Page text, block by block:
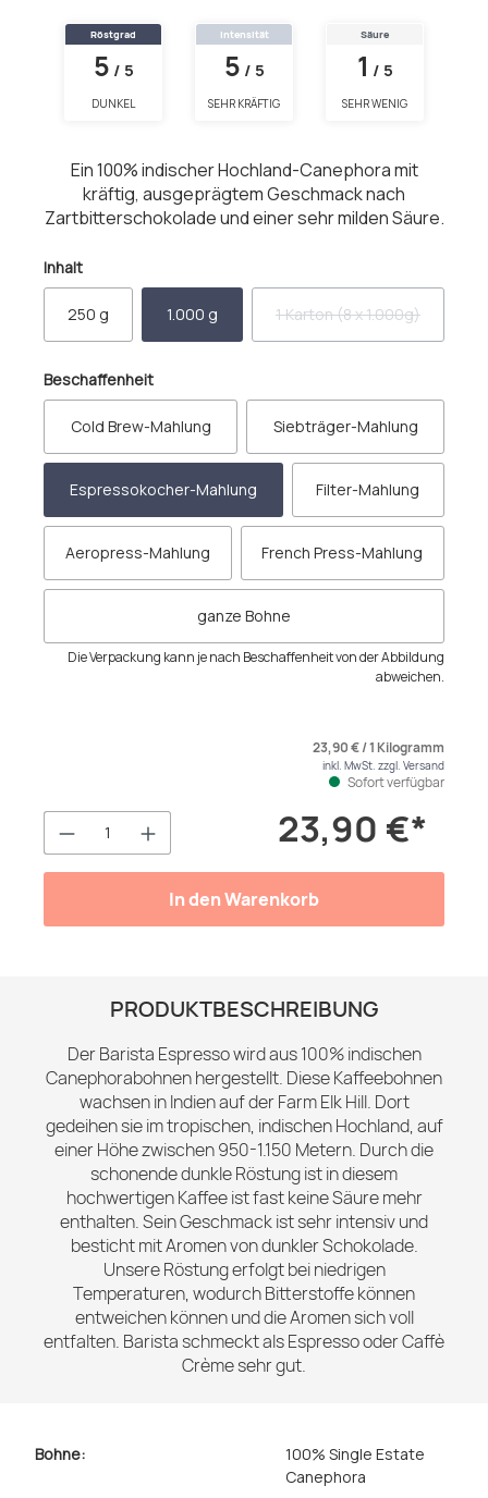
Röstgrad
5 / 5
DUNKEL
Intensität
5 / 5
SEHR KRÄFTIG
Säure
1 / 5
SEHR WENIG
Ein 100% indischer Hochland-Canephora mit
kräftig, ausgeprägtem Geschmack nach
Zartbitterschokolade und einer sehr milden Säure.
Inhaltauswählen
250 g 1.000 g 1 Karton (8 x 1.000g)
(Diese Option ist
Beschaffenheitauswählen
Cold Brew-Mahlung Siebträger-Mahlung
Espressokocher-Mahlung Filter-Mahlung
Aeropress-Mahlung French Press-Mahlung
ganze Bohne
Die Verpackung kann je nach Beschaffenheit von der Abbildung
abweichen.
Produkt Anzahl: Gib den23,90 €*
23,90 € / 1 Kilogramm
inkl. MwSt. zzgl. Versand
Sofort verfügbar
In den Warenkorb
PRODUKTBESCHREIBUNG
Der Barista Espresso wird aus 100% indischen
Canephorabohnen hergestellt. Diese Kaffeebohnen
wachsen in Indien auf der Farm Elk Hill. Dort
gedeihen sie im tropischen, indischen Hochland, auf
einer Höhe zwischen 950-1.150 Metern. Durch die
schonende dunkle Röstung ist in diesem
hochwertigen Kaffee ist fast keine Säure mehr
enthalten. Sein Geschmack ist sehr intensiv und
besticht mit Aromen von dunkler Schokolade.
Unsere Röstung erfolgt bei niedrigen
Temperaturen, wodurch Bitterstoffe können
entweichen können und die Aromen sich voll
entfalten. Barista schmeckt als Espresso oder Caffè
Crème sehr gut.
Bohne:
100% Single Estate
Canephora